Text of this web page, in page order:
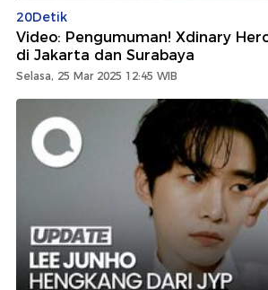
20Detik
Video: Pengumuman! Xdinary
di Jakarta dan Surabaya
Selasa, 25 Mar 2025 12:45 WIB